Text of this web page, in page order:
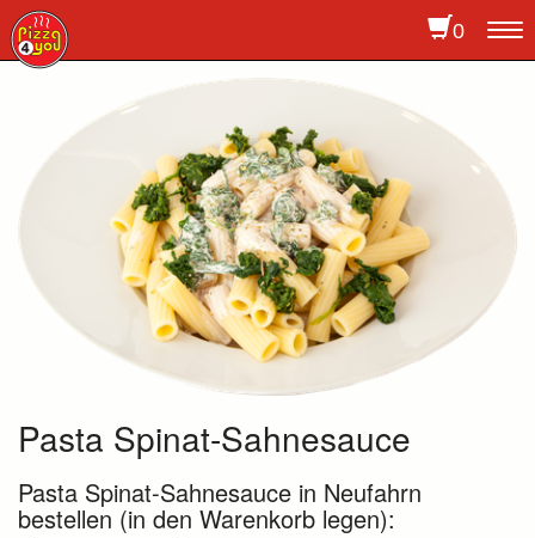
0
Pasta Spinat-Sahnesauce
Pasta Spinat-Sahnesauce in Neufahrn
bestellen (in den Warenkorb legen):